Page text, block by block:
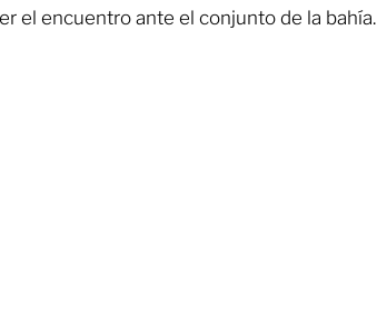
el encuentro ante el conjunto de la bahía.